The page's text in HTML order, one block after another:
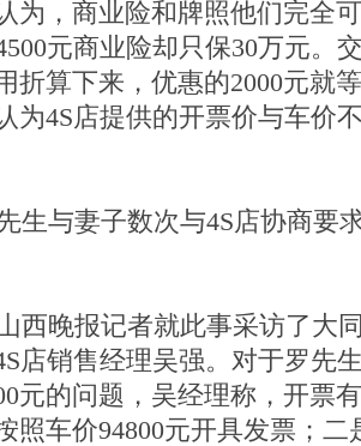
为，商业险和牌照他们完全
元商业险却只保30万元。
折算下来，优惠的2000元就
为4S店提供的开票价与车价
生与妻子数次与4S店协商要
西晚报记者就此事采访了大
店销售经理吴强。对于罗先
元的问题，吴经理称，开票
照车价94800元开具发票；二